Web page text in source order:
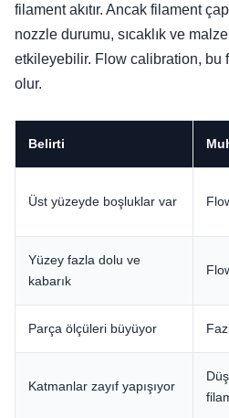
filament akıtır. Ancak filament
nozzle durumu, sıcaklık ve
etkileyebilir. Flow calibration, bu
olur.
Belirti
Üst yüzeyde boşluklar var
Yüzey fazla dolu ve
kabarık
Parça ölçüleri büyüyor
Katmanlar zayıf yapışıyor